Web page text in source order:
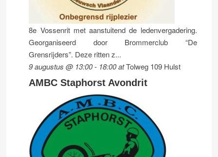
8e Vossenrit met aanstuitend de ledenvergadering.
Georganiseerd door Brommerclub “De
Grensrijders”. Deze ritten z...
9 augustus @ 13:00- 18:00atTolweg 109 Hulst
AMBC Staphorst Avondrit